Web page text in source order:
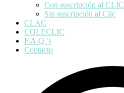
Con suscripción al CLIC
Sin suscripción al Clic
CLAC
COLECLIC
F.A.Q.’s
Contacto